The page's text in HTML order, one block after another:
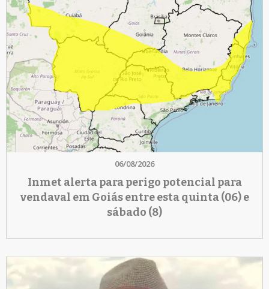
06/08/2026
Inmet alerta para perigo potencial para
vendaval em Goiás entre esta quinta (06) e
sábado (8)